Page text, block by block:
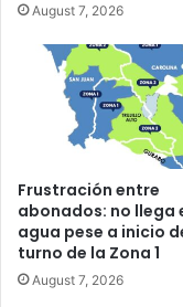
August 7, 2026
Frustración entre
abonados: no llega
agua pese a inicio
turno de la Zona 1
August 7, 2026